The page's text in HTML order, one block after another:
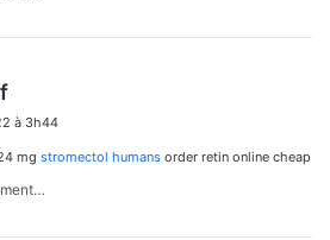
t à 3h44
mg stromectol humans order retin online cheap